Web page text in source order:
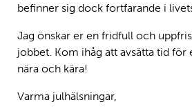
befinner sig dock fortfarande i
Jag önskar er en fridfull och
jobbet. Kom ihåg att avsätta tid för
nära och kära!
Varma julhälsningar,